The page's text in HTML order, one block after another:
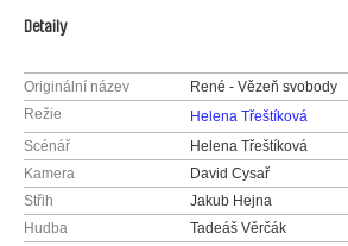
Detaily
Originální název
René - Vězeň svobody
Režie
Helena Třeštíková
Scénář
Helena Třeštíková
Kamera
David Cysař
Střih
Jakub Hejna
Hudba
Tadeáš Věrčák